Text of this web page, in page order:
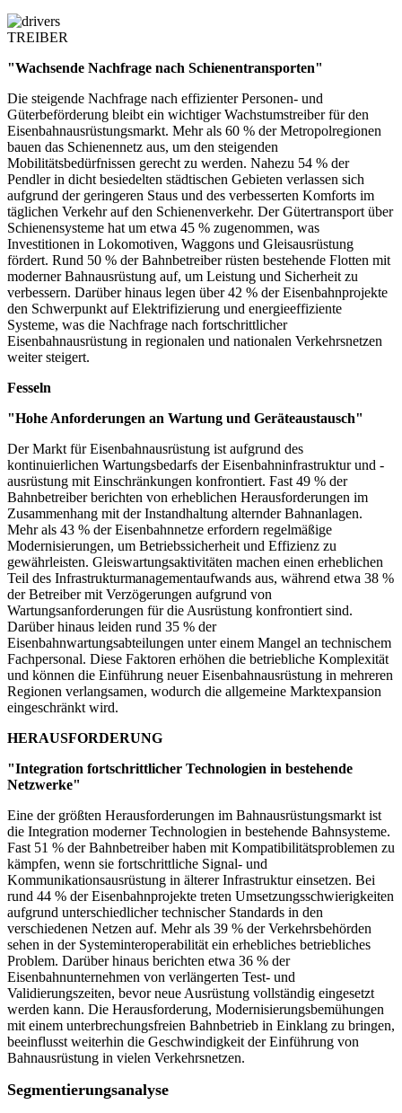
TREIBER
"Wachsende Nachfrage nach Schienentransporten"
Die steigende Nachfrage nach effizienter Personen- und
Güterbeförderung bleibt ein wichtiger Wachstumstreiber für den
Eisenbahnausrüstungsmarkt. Mehr als 60 % der Metropolregionen
bauen das Schienennetz aus, um den steigenden
Mobilitätsbedürfnissen gerecht zu werden. Nahezu 54 % der
Pendler in dicht besiedelten städtischen Gebieten verlassen sich
aufgrund der geringeren Staus und des verbesserten Komforts im
täglichen Verkehr auf den Schienenverkehr. Der Gütertransport über
Schienensysteme hat um etwa 45 % zugenommen, was
Investitionen in Lokomotiven, Waggons und Gleisausrüstung
fördert. Rund 50 % der Bahnbetreiber rüsten bestehende Flotten mit
moderner Bahnausrüstung auf, um Leistung und Sicherheit zu
verbessern. Darüber hinaus legen über 42 % der Eisenbahnprojekte
den Schwerpunkt auf Elektrifizierung und energieeffiziente
Systeme, was die Nachfrage nach fortschrittlicher
Eisenbahnausrüstung in regionalen und nationalen Verkehrsnetzen
weiter steigert.
Fesseln
"Hohe Anforderungen an Wartung und Geräteaustausch"
Der Markt für Eisenbahnausrüstung ist aufgrund des
kontinuierlichen Wartungsbedarfs der Eisenbahninfrastruktur und -
ausrüstung mit Einschränkungen konfrontiert. Fast 49 % der
Bahnbetreiber berichten von erheblichen Herausforderungen im
Zusammenhang mit der Instandhaltung alternder Bahnanlagen.
Mehr als 43 % der Eisenbahnnetze erfordern regelmäßige
Modernisierungen, um Betriebssicherheit und Effizienz zu
gewährleisten. Gleiswartungsaktivitäten machen einen erheblichen
Teil des Infrastrukturmanagementaufwands aus, während etwa 38 %
der Betreiber mit Verzögerungen aufgrund von
Wartungsanforderungen für die Ausrüstung konfrontiert sind.
Darüber hinaus leiden rund 35 % der
Eisenbahnwartungsabteilungen unter einem Mangel an technischem
Fachpersonal. Diese Faktoren erhöhen die betriebliche Komplexität
und können die Einführung neuer Eisenbahnausrüstung in mehreren
Regionen verlangsamen, wodurch die allgemeine Marktexpansion
eingeschränkt wird.
HERAUSFORDERUNG
"Integration fortschrittlicher Technologien in bestehende
Netzwerke"
Eine der größten Herausforderungen im Bahnausrüstungsmarkt ist
die Integration moderner Technologien in bestehende Bahnsysteme.
Fast 51 % der Bahnbetreiber haben mit Kompatibilitätsproblemen zu
kämpfen, wenn sie fortschrittliche Signal- und
Kommunikationsausrüstung in älterer Infrastruktur einsetzen. Bei
rund 44 % der Eisenbahnprojekte treten Umsetzungsschwierigkeiten
aufgrund unterschiedlicher technischer Standards in den
verschiedenen Netzen auf. Mehr als 39 % der Verkehrsbehörden
sehen in der Systeminteroperabilität ein erhebliches betriebliches
Problem. Darüber hinaus berichten etwa 36 % der
Eisenbahnunternehmen von verlängerten Test- und
Validierungszeiten, bevor neue Ausrüstung vollständig eingesetzt
werden kann. Die Herausforderung, Modernisierungsbemühungen
mit einem unterbrechungsfreien Bahnbetrieb in Einklang zu bringen,
beeinflusst weiterhin die Geschwindigkeit der Einführung von
Bahnausrüstung in vielen Verkehrsnetzen.
Segmentierungsanalyse